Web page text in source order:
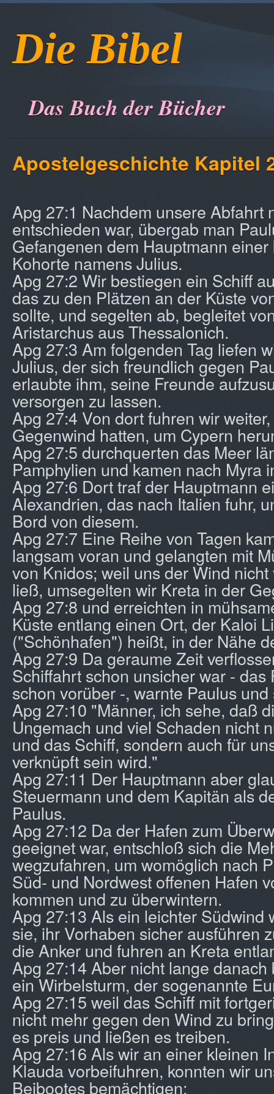
Die Bibel
Das Buch der Bücher
Apostelgeschichte Kapitel
Apg 27:1 Nachdem unsere Abfahrt
entschieden war, übergab man
Gefangenen dem Hauptmann
Kohorte namens Julius.
Apg 27:2 Wir bestiegen ein Schiff
das zu den Plätzen an der Küste
sollte, und segelten ab, begleitet
Aristarchus aus Thessalonich.
Apg 27:3 Am folgenden Tag liefen
Julius, der sich freundlich gegen
erlaubte ihm, seine Freunde
versorgen zu lassen.
Apg 27:4 Von dort fuhren wir
Gegenwind hatten, um Cypern
Apg 27:5 durchquerten das Meer
Pamphylien und kamen nach Myra
Apg 27:6 Dort traf der Hauptmann
Alexandrien, das nach Italien fuhr,
Bord von diesem.
Apg 27:7 Eine Reihe von Tagen
langsam voran und gelangten mit
von Knidos; weil uns der Wind
ließ, umsegelten wir Kreta in der
Apg 27:8 und erreichten in
Küste entlang einen Ort, der Kaloi
("Schönhafen") heißt, in der Nähe
Apg 27:9 Da geraume Zeit
Schiffahrt schon unsicher war - das
schon vorüber -, warnte Paulus und
Apg 27:10 "Männer, ich sehe, daß
Ungemach und viel Schaden nicht
und das Schiff, sondern auch für
verknüpft sein wird."
Apg 27:11 Der Hauptmann aber
Steuermann und dem Kapitän als
Paulus.
Apg 27:12 Da der Hafen zum
geeignet war, entschloß sich die
wegzufahren, um womöglich nach
Süd- und Nordwest offenen Hafen
kommen und zu überwintern.
Apg 27:13 Als ein leichter Südwind
sie, ihr Vorhaben sicher ausführen
die Anker und fuhren an Kreta
Apg 27:14 Aber nicht lange
ein Wirbelsturm, der sogenannte
Apg 27:15 weil das Schiff mit
nicht mehr gegen den Wind zu
es preis und ließen es treiben.
Apg 27:16 Als wir an einer kleinen
Klauda vorbeifuhren, konnten wir
Beibootes bemächtigen;